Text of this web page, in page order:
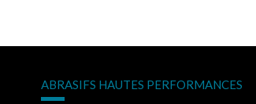
ABRASIFS HAUTES PERFORMANCES